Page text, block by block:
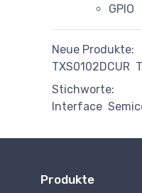
GPIO
Neue Produkte:
TXS0102DCUR
Stichworte:
Interface
Produkte